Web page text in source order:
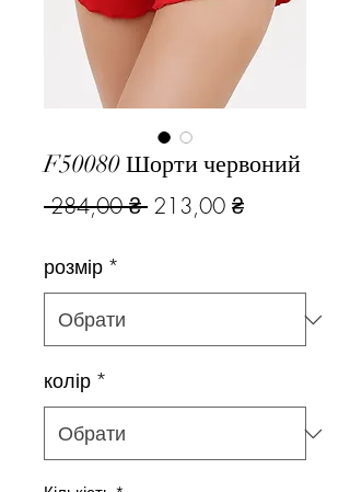
F50080 Шорти червоний
284,00 ₴ Звичайна
213,00 ₴За
розмір *
колір *